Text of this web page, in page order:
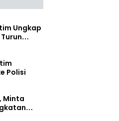
Ungkap
Polisi
Minta